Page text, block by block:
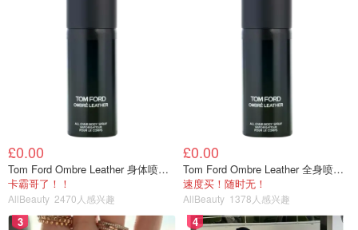
£0.00
Tom Ford Ombre Leather 身体喷雾 150ml
卡霸哥了！！
AllBeauty 2470人感兴趣
£0.00
Tom Ford Ombre Leather 全身喷雾 150ml
速度买！随时无！
AllBeauty 1378人感兴趣
3 4